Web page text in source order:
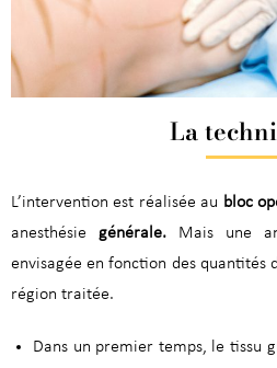
La
L’intervention est réalisée au bloc
anesthésie générale.
Mais une
envisagée en fonction des quantités
région traitée.
Dans un premier temps, le tissu